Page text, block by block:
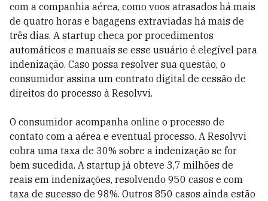
com a companhia aérea, como voos atrasados há mais
de quatro horas e bagagens extraviadas há mais de
três dias. A startup checa por procedimentos
automáticos e manuais se esse usuário é elegível para
indenização. Caso possa resolver sua questão, o
consumidor assina um contrato digital de cessão de
direitos do processo à Resolvvi.
O consumidor acompanha online o processo de
contato com a aérea e eventual processo. A Resolvvi
cobra uma taxa de 30% sobre a indenização se for
bem sucedida. A startup já obteve 3,7 milhões de
reais em indenizações, resolvendo 950 casos e com
taxa de sucesso de 98%. Outros 850 casos ainda estão